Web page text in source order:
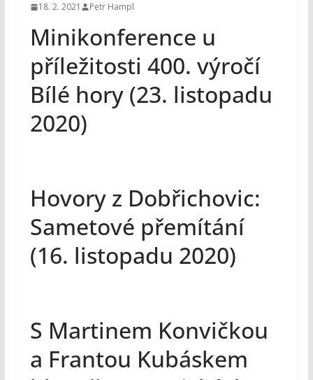
18. 2. 2021 Petr Hampl
Minikonference u
příležitosti 400. výročí
Bílé hory (23. listopadu
2020)
Hovory z Dobřichovic:
Sametové přemítání
(16. listopadu 2020)
S Martinem Konvičkou
a Frantou Kubáskem